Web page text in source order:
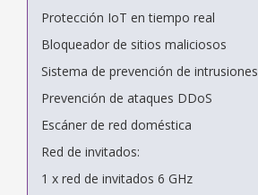
Protección IoT en tiempo real
Bloqueador de sitios maliciosos
Sistema de prevención de intrusiones
Prevención de ataques DDoS
Escáner de red doméstica
Red de invitados:
1 x red de invitados 6 GHz